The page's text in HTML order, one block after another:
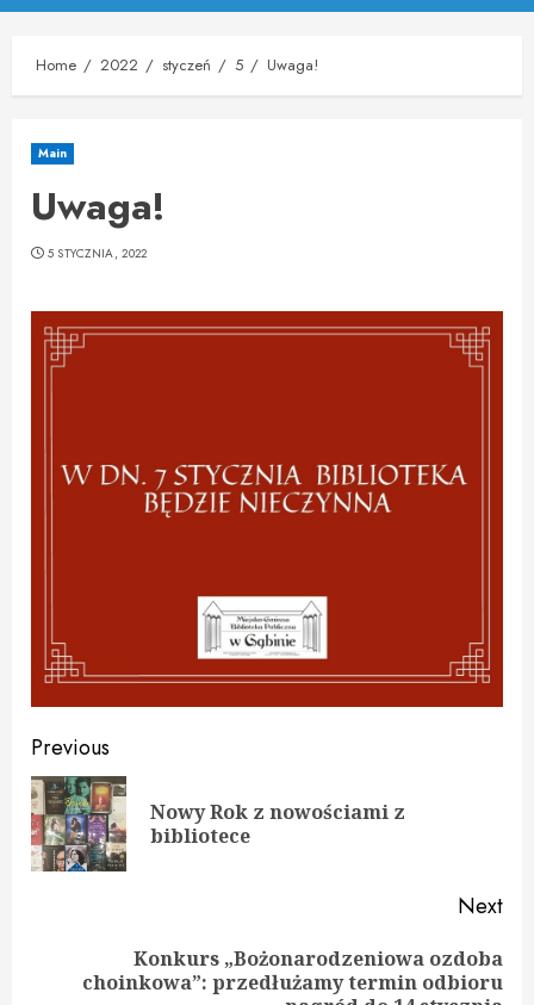
Menu
Home 2022 styczeń 5 Uwaga!
Main
Uwaga!
5 STYCZNIA, 2022
Continue
Reading
Previous
Nowy Rok z nowościami z
bibliotece
Next
Konkurs „Bożonarodzeniowa ozdoba
choinkowa”: przedłużamy termin odbioru